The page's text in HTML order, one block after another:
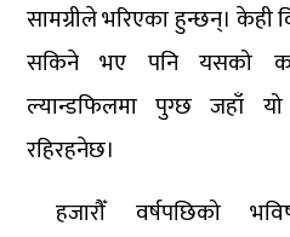
सामग्रीले भरिएका हुन्छन्। केही
सकिने भए पनि यसको
ल्यान्डफिलमा पुग्छ जहाँ
रहिरहनेछ।
हजारौँ वर्षपछिको